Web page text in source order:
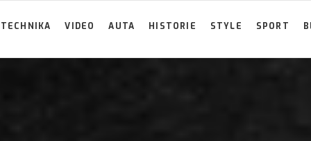
TECHNIKA VIDEO AUTA HISTORIE STYLE SPORT